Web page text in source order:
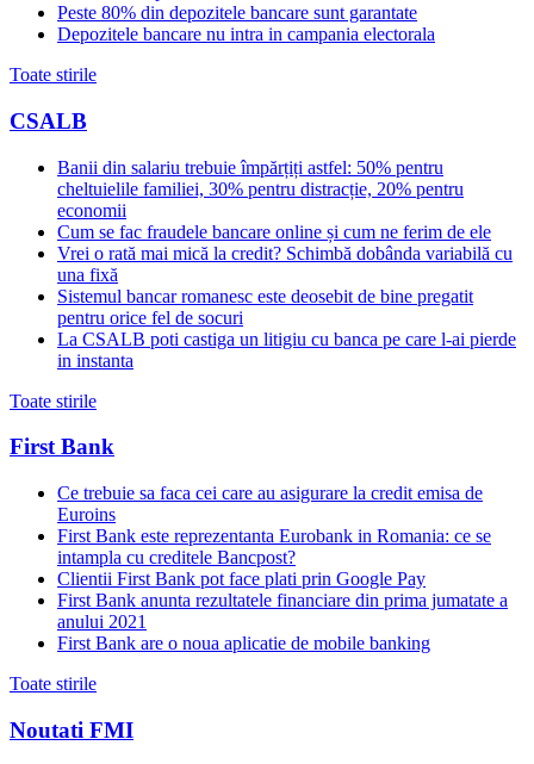
Peste 80% din depozitele bancare sunt garantate
Depozitele bancare nu intra in campania electorala
Toate stirile
CSALB
Banii din salariu trebuie împărțiți astfel: 50% pentru
cheltuielile familiei, 30% pentru distracție, 20% pentru
economii
Cum se fac fraudele bancare online și cum ne ferim de ele
Vrei o rată mai mică la credit? Schimbă dobânda variabilă cu
una fixă
Sistemul bancar romanesc este deosebit de bine pregatit
pentru orice fel de socuri
La CSALB poti castiga un litigiu cu banca pe care l-ai pierde
in instanta
Toate stirile
First Bank
Ce trebuie sa faca cei care au asigurare la credit emisa de
Euroins
First Bank este reprezentanta Eurobank in Romania: ce se
intampla cu creditele Bancpost?
Clientii First Bank pot face plati prin Google Pay
First Bank anunta rezultatele financiare din prima jumatate a
anului 2021
First Bank are o noua aplicatie de mobile banking
Toate stirile
Noutati FMI